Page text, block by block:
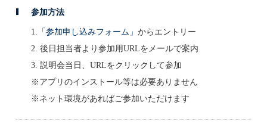
参加方法
1. 「参加申し込みフォーム」 からエントリー
2. 後日担当者より参加用URLをメールで案内
3. 説明会当日、URLをクリックして参加
※アプリのインストール等は必要ありません
※ネット環境があればご参加いただけます